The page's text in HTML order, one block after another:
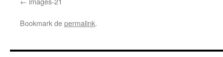
Bookmark depermalink.